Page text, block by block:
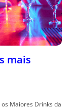
mais
Maiores Drinks da